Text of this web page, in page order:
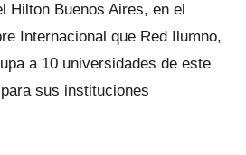
Hilton Buenos Aires, en el
Internacional que Red Ilumno,
a 10 universidades de este
sus instituciones